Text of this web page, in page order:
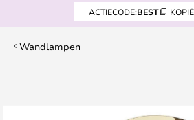
ACTIECODE:BEST
Wandlampen